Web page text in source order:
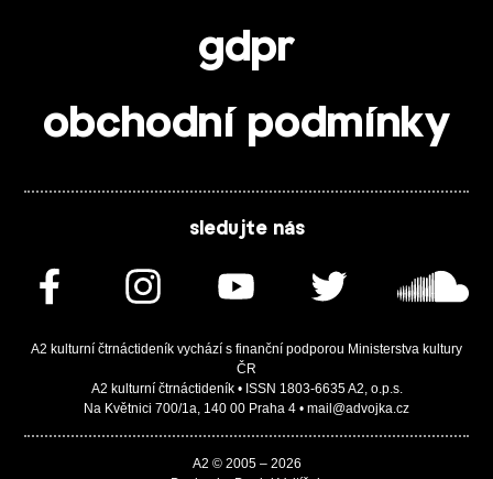
gdpr
obchodní podmínky
sledujte nás
A2 kulturní čtrnáctideník vychází s finanční podporou Ministerstva kultury
ČR
A2 kulturní čtrnáctideník • ISSN 1803-6635 A2, o.p.s.
Na Květnici 700/1a, 140 00 Praha 4 • mail@advojka.cz
A2 © 2005 – 2026